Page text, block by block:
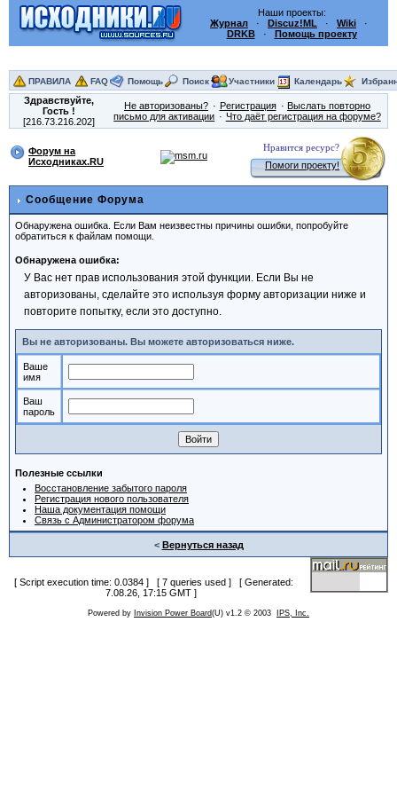
Наши проекты:
Журнал · Discuz!ML · Wiki ·
DRKB· Помощь проекту
ПРАВИЛА FAQ Помощь Поиск Участники Календарь
Здравствуйте,
Гость!
[216.73.216.202]
Не авторизованы? Регистрация
Выслать повторно
письмо для активации
Что даёт регистрация на форуме?
Форум на
Исходниках.RU
Нравится ресурс?
Помоги проекту!
Сообщение Форума
Обнаружена ошибка. Если Вам неизвестны причины ошибки, попробуйте
обратиться к файлам помощи.
Обнаружена ошибка:
У Вас нет прав использования этой функции. Если Вы не
авторизованы, сделайте это используя форму авторизации ниже и
повторите попытку, если это доступно.
Вы не авторизованы. Вы можете авторизоваться ниже.
Ваше
имя
Ваш
пароль
Полезные ссылки
Восстановление забытого пароля
Регистрация нового пользователя
Наша документация помощи
Связь с Администратором форума
< Вернуться назад
[ Script execution time: 0.0384 ] [ 7 queries used ] [ Generated:
7.08.26, 17:15 GMT ]
Powered by Invision Power Board(U) v1.2 © 2003 IPS, Inc.